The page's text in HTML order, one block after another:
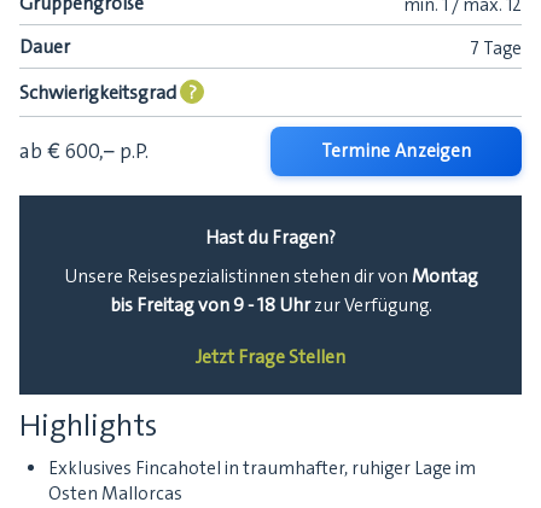
min. 1 /max. 12
Dauer 7 Tage
Schwierigkeitsgrad ?
ab € 600,– p.P. Termine Anzeigen
Hast du Fragen?
Unsere Reisespezialistinnen stehen dir von Montag
bis Freitag von 9 - 18 Uhrzur Verfügung.
Jetzt Frage Stellen
Highlights
Exklusives Fincahotel in traumhafter, ruhiger Lage im
Osten Mallorcas